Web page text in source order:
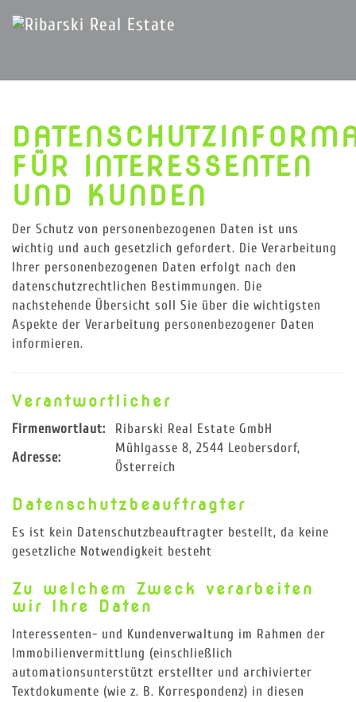
FÜR INTERESSENTEN
UND KUNDEN
Der Schutz von personenbezogenen Daten ist uns
wichtig und auch gesetzlich gefordert. Die Verarbeitung
Ihrer personenbezogenen Daten erfolgt nach den
datenschutzrechtlichen Bestimmungen. Die
nachstehende Übersicht soll Sie über die wichtigsten
Aspekte der Verarbeitung personenbezogener Daten
informieren.
Verantwortlicher
Firmenwortlaut:
Ribarski Real Estate GmbH
Adresse:
Mühlgasse 8, 2544 Leobersdorf,
Österreich
Datenschutzbeauftragter
Es ist kein Datenschutzbeauftragter bestellt, da keine
gesetzliche Notwendigkeit besteht
Zu welchem Zweck verarbeiten
wir Ihre Daten
Interessenten- und Kundenverwaltung im Rahmen der
Immobilienvermittlung (einschließlich
automationsunterstützt erstellter und archivierter
Textdokumente (wie z. B. Korrespondenz) in diesen